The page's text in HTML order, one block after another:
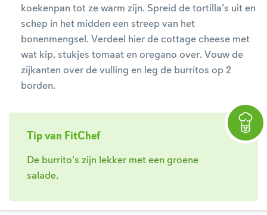
koekenpan tot ze warm zijn. Spreid de tortilla’s uit en
schep in het midden een streep van het
bonenmengsel. Verdeel hier de cottage cheese met
wat kip, stukjes tomaat en oregano over. Vouw de
zijkanten over de vulling en leg de burritos op 2
borden.
Tip van FitChef
De burrito's zijn lekker met een groene
salade.